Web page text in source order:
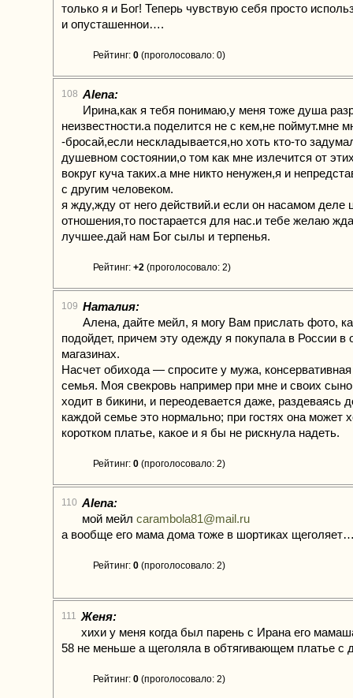
только я и Бог! Теперь чувствую себя просто
и опусташеннои….
Рейтинг: 0 (проголосовало: 0)
108 Alena:
Ирина,как я тебя понимаю,у меня тоже душа
неизвестности.а поделится не с кем,не поймут.мне
-бросай,если нескладывается,но хоть кто-то
душевном состоянии,о том как мне излечится от
вокруг куча таких.а мне никто ненужен,я и
с другим человеком.
я жду,жду от него действий.и если он насамом деле
отношения,то постарается для нас.и тебе желаю
лучшее.дай нам Бог сылы и терпенья.
Рейтинг: +2 (проголосовало: 2)
109 Наталия:
Алена, дайте мейл, я могу Вам прислать фото,
подойдет, причем эту одежду я покупала в России
магазинах.
Насчет обихода — спросите у мужа, консервативная
семья. Моя свекровь например при мне и своих
ходит в бикини, и переодевается даже, раздеваясь
каждой семье это нормально; при гостях она может
коротком платье, какое и я бы не рискнула надеть.
Рейтинг: 0 (проголосовало: 2)
110 Alena:
мой мейл carambola81@mail.ru
а вообще его мама дома тоже в шортиках
Рейтинг: 0 (проголосовало: 2)
111 Женя:
хихи у меня когда был парень с Ирана его
58 не меньше а щеголяла в обтягивающем платье с
Рейтинг: 0 (проголосовало: 2)